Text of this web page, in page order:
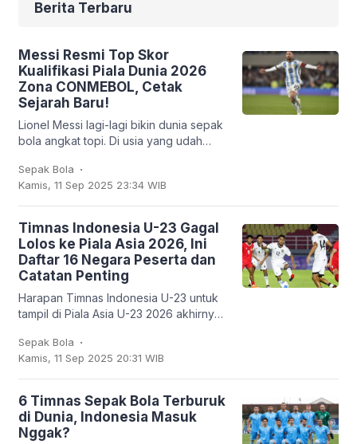
Berita Terbaru
Messi Resmi Top Skor
Kualifikasi Piala Dunia 2026
Zona CONMEBOL, Cetak
Sejarah Baru!
Lionel Messi lagi-lagi bikin dunia sepak
bola angkat topi. Di usia yang udah
mencatatkan sejarah baru: untuk
pertama
Sepak Bola .
Kamis, 11 Sep 2025 23:34 WIB
Timnas Indonesia U-23 Gagal
Lolos ke Piala Asia 2026, Ini
Daftar 16 Negara Peserta dan
Catatan Penting
Harapan Timnas Indonesia U-23 untuk
tampil di Piala Asia U-23 2026 akhirnya
mampu finis sebagai runner-up Grup J
dengan empat
Sepak Bola .
Kamis, 11 Sep 2025 20:31 WIB
6 Timnas Sepak Bola Terburuk
di Dunia, Indonesia Masuk
Nggak?